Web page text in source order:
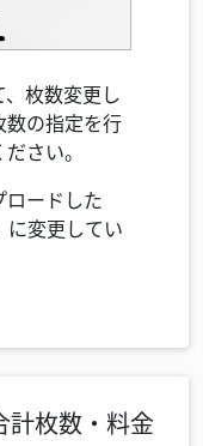
、枚数変更し
数の指定を行
さい。
ロードした
に変更してい
計枚数・料金